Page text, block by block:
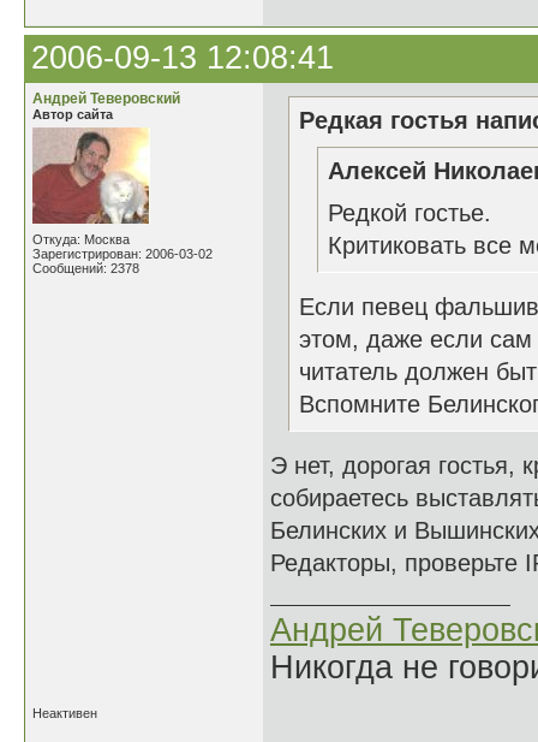
2006-09-13 12:08:41
Андрей Теверовский
Автор сайта
Откуда: Москва
Зарегистрирован: 2006-03-02
Сообщений: 2378
Редкая гостья
Алексей
Редкой гостье.
Критиковать все
Если певец
этом, даже если
читатель должен
Вспомните
Э нет, дорогая гостья,
собираетесь
Белинских и
Редакторы, проверьте
Андрей
Никогда не
Неактивен